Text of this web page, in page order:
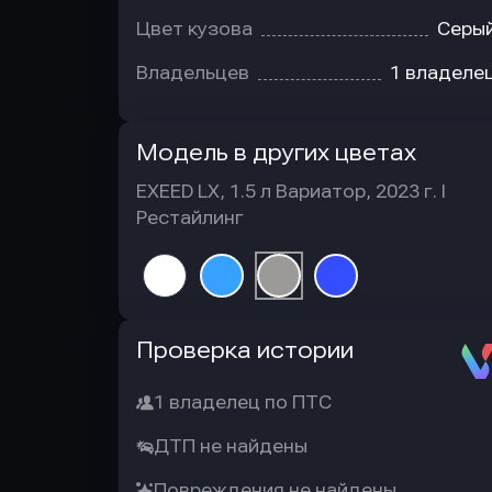
Цвет кузова
Владельцев 1
Модель в других цветах
EXEED LX, 1.5 л Вариатор, 2023 г. I
Рестайлинг
Проверка истории
1 владелец по ПТС
ДТП не найдены